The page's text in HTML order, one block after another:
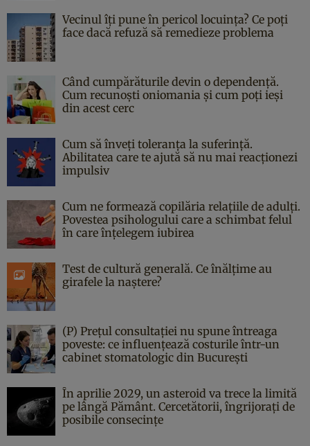
Vecinul îți pune în pericol locuința? Ce poți
face dacă refuză să remedieze problema
Când cumpărăturile devin o dependență.
Cum recunoști oniomania și cum poți ieși
din acest cerc
Cum să înveți toleranța la suferință.
Abilitatea care te ajută să nu mai reacționezi
impulsiv
Cum ne formează copilăria relațiile de adulți.
Povestea psihologului care a schimbat felul
în care înțelegem iubirea
Test de cultură generală. Ce înălțime au
girafele la naștere?
(P) Prețul consultației nu spune întreaga
poveste: ce influențează costurile într-un
cabinet stomatologic din București
În aprilie 2029, un asteroid va trece la limită
pe lângă Pământ. Cercetătorii, îngrijorați de
posibile consecințe